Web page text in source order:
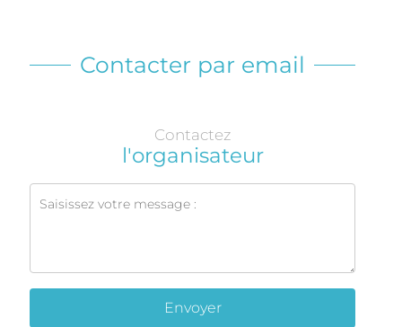
Contacter par email
Contactez
l'organisateur
Envoyer